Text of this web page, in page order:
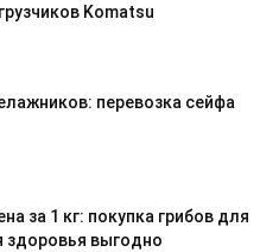
Komatsu
перевозка сейфа
за 1 кг: покупка грибов для
здоровья выгодно